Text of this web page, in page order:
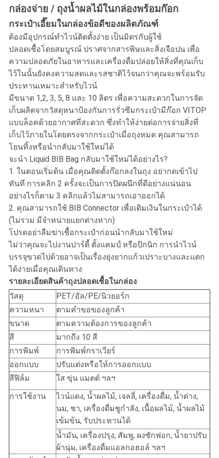
กล่องจ่าย / ถุงน้ำผลไม้ในกล่องพร้อมก๊อก
กระเป๋าเอี๊ยมในกล่องข้อดีของผลิตภัณฑ์
ต้องมีอุปกรณ์ทำไวน์ติดตั้งง่าย เป็นมิตรกับผู้ใช้
ปลอดเชื้อโดยสมบูรณ์ ปราศจากสารพิษและสิ่งเจือปน เพื่อ
ความปลอดภัยในอาหารและเครื่องดื่มปล่อยให้สิ่งที่คุณเก็บ
ไว้ในนั้นยังคงความสดและรสชาติไว้จนกว่าคุณจะพร้อมรับ
ประทานเหมาะสำหรับไวน์
มีขนาด 1,2, 3, 5, 8 และ 10 ลิตร เพื่อความสะดวกในการจัด
เก็บผลิตจากวัสดุหนาป้องกันการรั่วซึมกระเป๋ามีก๊อก VITOP
แบบล็อคด้วยอากาศที่สะดวก ซึ่งทำให้ง่ายต่อการจ่ายสิ่งที่
เก็บไว้ภายในโดยตรงจากกระเป๋าเมื่อถุงหมด คุณสามารถ
โยนทิ้งหรือนำกลับมาใช้ใหม่ได้
จะนำ Liquid BIB Bag กลับมาใช้ใหม่ได้อย่างไร?
1. ในตอนเริ่มต้น เมื่อคุณติดตั้งก๊อกลงในถุง อย่ากดเข้าไป
ทันที การคลิก 2 ครั้งจะเป็นการปิดผนึกที่ดีอย่างแน่นอน
อย่างไรก็ตาม 3 คลิกแล้วไม่สามารถเอาออกได้
2. คุณสามารถใช้ BIB Connector เพื่อเติมเงินในกระเป๋าได้
(ไม่รวม มีจำหน่ายแยกต่างหาก)
โปรดอย่าลืมฆ่าเชื้อกระเป๋าก่อนนำกลับมาใช้ใหม่
ไม่ว่าคุณจะไปงานปาร์ตี้ ตั้งแคมป์ หรือปิกนิก การนำไวน์
บรรจุขวดไปด้วยอาจเป็นเรื่องยุ่งยากแก้วเปราะบางและแตก
ได้ง่ายเมื่อคุณเดินทาง
รายละเอียดสินค้าถุงปลอดเชื้อในกล่อง
วัสดุ
PET/อัล/PE/นิวยอร์ก
ความหนา
ตามคำขอของลูกค้า
ขนาด
ตามความต้องการของลูกค้า
สี
มากถึง 10 สี
การพิมพ์
การพิมพ์กราเวียร์
ออกแบบ
ปรับแต่งหรือให้การออกแบบ
สีฟิล์ม
ใส ขุ่น แมตต์ ฯลฯ
การใช้งาน
ไวน์แดง, น้ำผลไม้, เจลลี่, เครื่องดื่ม, น้ำด่าง,
นม, ชา, เครื่องดื่มชูกำลัง, เนื้อผลไม้, น้ำผลไม้
เข้มข้น, รับประทานได้
น้ำมัน, เครื่องปรุง, สัมพู, ผงซักฟอก, น้ำยาปรับ
ผ้านุ่ม, เครื่องดื่มแอลกอฮอล์ ฯลฯ